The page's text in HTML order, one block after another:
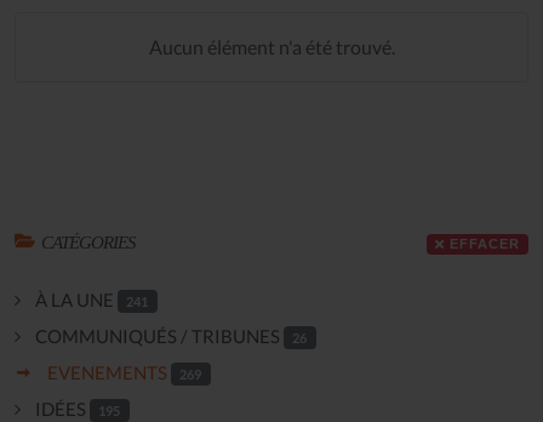
Aucun élément n'a été trouvé.
CATÉGORIES EFFACER
À LA UNE 241
COMMUNIQUÉS / TRIBUNES 26
EVENEMENTS 269
IDÉES 195